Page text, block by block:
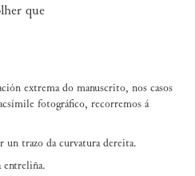
que
extrema do manuscrito, nos casos
fotográfico, recorremos á
un trazo da curvatura dereita.
entreliña.